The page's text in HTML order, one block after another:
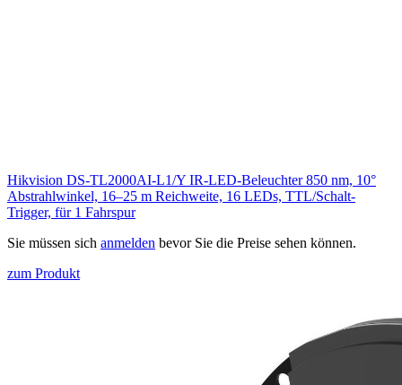
Hikvision DS-TL2000AI-L1/Y IR-LED-Beleuchter 850 nm, 10°
Abstrahlwinkel, 16–25 m Reichweite, 16 LEDs, TTL/Schalt-
Trigger, für 1 Fahrspur
Sie müssen sich anmelden bevor Sie die Preise sehen können.
zum Produkt